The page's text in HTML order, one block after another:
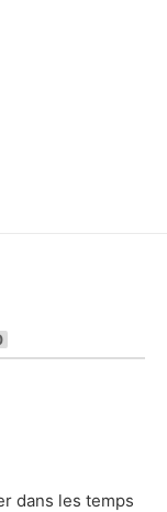
dans les temps